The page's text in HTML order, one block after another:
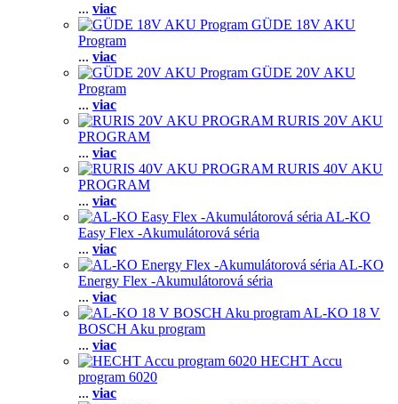
... viac
GÜDE 18V AKU
Program
... viac
GÜDE 20V AKU
Program
... viac
RURIS 20V AKU
PROGRAM
... viac
RURIS 40V AKU
PROGRAM
... viac
AL-KO
Easy Flex -Akumulátorová séria
... viac
AL-KO
Energy Flex -Akumulátorová séria
... viac
AL-KO 18 V
BOSCH Aku program
... viac
HECHT Accu
program 6020
... viac